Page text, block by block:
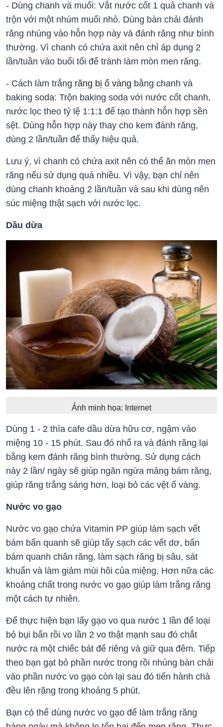
- Dùng chanh và muối: Vắt nước cốt 1 quả chanh và
trộn với một nhúm muối nhỏ. Dùng bàn chải đánh
răng nhúng vào hỗn hợp này và đánh răng như bình
thường. Vì chanh có chứa axit nên chỉ áp dụng 2
lần/tuần vào buổi tối để tránh làm mòn men răng.
- Cách làm trắng răng bị ố vàng bằng chanh và
baking soda: Trộn baking soda với nước cốt chanh,
nước lọc theo tỷ lệ 1:1:1 để tạo thành hỗn hợp sền
sệt. Dùng hỗn hợp này thay cho kem đánh răng,
dùng 2 lần/tuần để thấy hiệu quả.
Lưu ý, vì chanh có chứa axit nên có thể ăn mòn men
răng nếu sử dụng quá nhiều. Vì vậy, bạn chỉ nên
dùng chanh khoảng 2 lần/tuần và sau khi dùng nên
súc miệng thật sạch với nước lọc.
Dầu dừa
Ảnh minh họa: Internet
Dùng 1 - 2 thìa cafe dầu dừa hữu cơ, ngậm vào
miệng 10 - 15 phút. Sau đó nhổ ra và đánh răng lại
bằng kem đánh răng bình thường. Sử dụng cách
này 2 lần/ ngày sẽ giúp ngăn ngừa mảng bám răng,
giúp răng trắng sáng hơn, loại bỏ các vệt ố vàng.
Nước vo gạo
Nước vo gạo chứa Vitamin PP giúp làm sạch vết
bám bẩn quanh sẽ giúp tẩy sạch các vết dơ, bẩn
bám quanh chân răng, làm sạch răng bị sâu, sát
khuẩn và làm giảm mùi hôi của miệng. Hơn nữa các
khoáng chất trong nước vo gạo giúp làm trắng răng
một cách tự nhiên.
Để thực hiện bạn lấy gạo vo qua nước 1 lần để loại
bỏ bụi bẩn rồi vo lần 2 vo thật mạnh sau đó chắt
nước ra một chiếc bát để riêng và giữ qua đêm. Tiếp
theo bạn gạt bỏ phần nước trong rồi nhúng bàn chải
vào phần nước vo gạo còn lại sau đó tiến hành chà
đều lên răng trong khoảng 5 phút.
Bạn có thể dùng nước vo gạo để làm trắng răng